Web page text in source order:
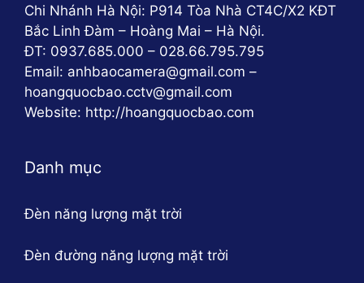
Chi Nhánh Hà Nội: P914 Tòa Nhà CT4C/X2 KĐT
Bắc Linh Đàm – Hoàng Mai – Hà Nội.
ĐT: 0937.685.000 – 028.66.795.795
Email: anhbaocamera@gmail.com –
hoangquocbao.cctv@gmail.com
Website: http://hoangquocbao.com
Danh mục
Đèn năng lượng mặt trời
Đèn đường năng lượng mặt trời